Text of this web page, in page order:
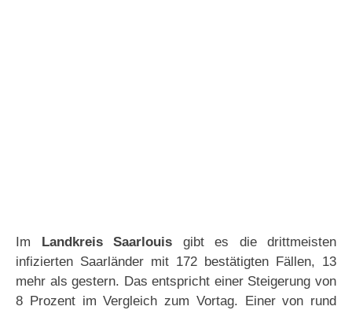
Im Landkreis Saarlouis gibt es die drittmeisten
infizierten Saarländer mit 172 bestätigten Fällen, 13
mehr als gestern. Das entspricht einer Steigerung von
8 Prozent im Vergleich zum Vortag. Einer von rund